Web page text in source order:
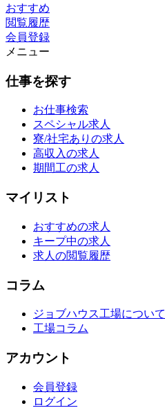
おすすめ
閲覧履歴
会員登録
メニュー
仕事を探す
お仕事検索
スペシャル求人
寮/社宅ありの求人
高収入の求人
期間工の求人
マイリスト
おすすめの求人
キープ中の求人
求人の閲覧履歴
コラム
ジョブハウス工場について
工場コラム
アカウント
会員登録
ログイン